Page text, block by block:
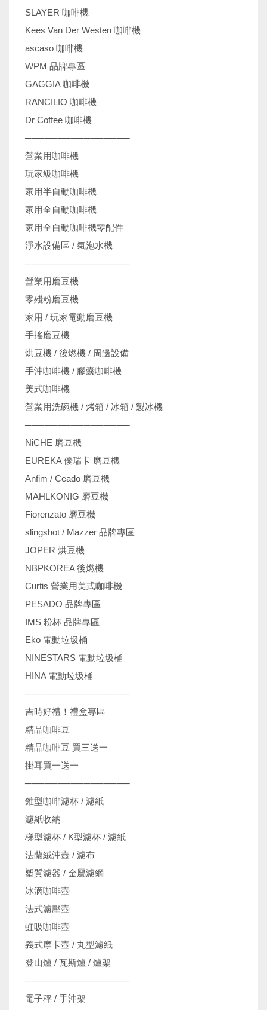
SLAYER 咖啡機
Kees Van Der Westen 咖啡機
ascaso 咖啡機
WPM 品牌專區
GAGGIA 咖啡機
RANCILIO 咖啡機
Dr Coffee 咖啡機
────────────────
營業用咖啡機
玩家級咖啡機
家用半自動咖啡機
家用全自動咖啡機
家用全自動咖啡機零配件
淨水設備區 / 氣泡水機
────────────────
營業用磨豆機
零殘粉磨豆機
家用 / 玩家電動磨豆機
手搖磨豆機
烘豆機 / 後燃機 / 周邊設備
手沖咖啡機 / 膠囊咖啡機
美式咖啡機
營業用洗碗機 / 烤箱 / 冰箱 / 製冰機
────────────────
NiCHE 磨豆機
EUREKA 優瑞卡 磨豆機
Anfim / Ceado 磨豆機
MAHLKONIG 磨豆機
Fiorenzato 磨豆機
slingshot / Mazzer 品牌專區
JOPER 烘豆機
NBPKOREA 後燃機
Curtis 營業用美式咖啡機
PESADO 品牌專區
IMS 粉杯 品牌專區
Eko 電動垃圾桶
NINESTARS 電動垃圾桶
HINA 電動垃圾桶
────────────────
吉時好禮！禮盒專區
精品咖啡豆
精品咖啡豆 買三送一
掛耳買一送一
────────────────
錐型咖啡濾杯 / 濾紙
濾紙收納
梯型濾杯 / K型濾杯 / 濾紙
法蘭絨沖壺 / 濾布
塑質濾器 / 金屬濾網
冰滴咖啡壺
法式濾壓壺
虹吸咖啡壺
義式摩卡壺 / 丸型濾紙
登山爐 / 瓦斯爐 / 爐架
────────────────
電子秤 / 手沖架